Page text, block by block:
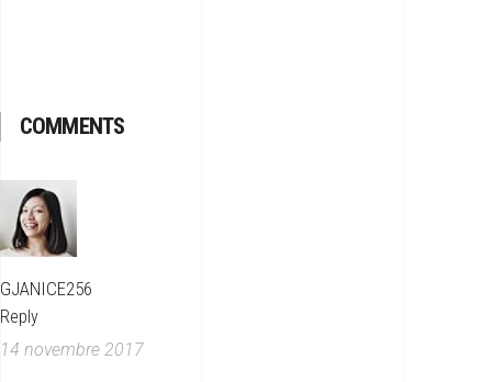
COMMENTS
GJANICE256
Reply
14 novembre 2017